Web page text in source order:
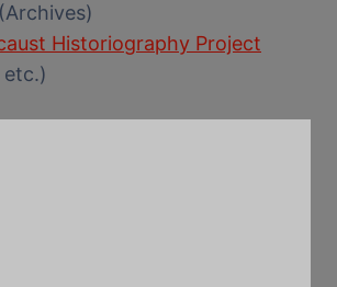
(Archives)
Historiography Project
etc.)